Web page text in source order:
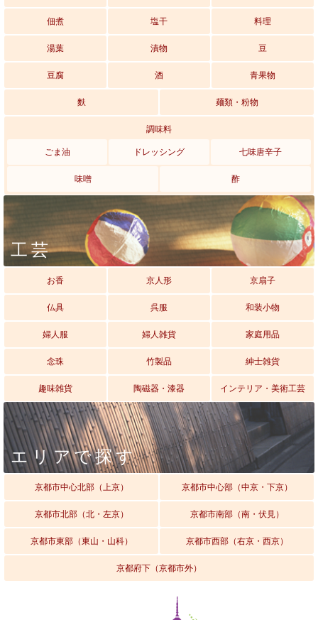
佃煮 塩干 料理
湯葉 漬物 豆
豆腐 酒 青果物
麩 麺類・粉物
調味料
ごま油 ドレッシング 七味唐辛子
味噌 酢
工芸
お香 京人形 京扇子
仏具 呉服 和装小物
婦人服 婦人雑貨 家庭用品
念珠 竹製品 紳士雑貨
趣味雑貨 陶磁器・漆器 インテリア・美術工芸
エリアで探す
京都市中心北部（上京） 京都市中心部（中京・下京）
京都市北部（北・左京） 京都市南部（南・伏見）
京都市東部（東山・山科） 京都市西部（右京・西京）
京都府下（京都市外）